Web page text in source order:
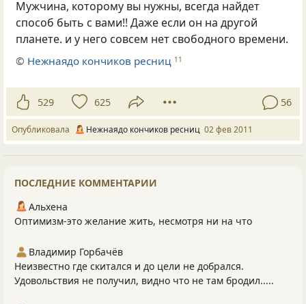
Мужчина, которому вы нужны, всегда найдет
способ быть с вами!! Даже если он на другой
планете. и у него совсем нет свободного времени.
© Нежнаядо кончиков ресниц 11
529 625 56
Опубликовала Нежнаядо кончиков ресниц 02 фев 2011
ПОСЛЕДНИЕ КОММЕНТАРИИ
Альхена
Оптимизм-это желание жить, несмотря ни на что
Владимир Горбачёв
Неизвестно где скитался и до цели не добрался.
Удовольствия не получил, видно что не там бродил.....